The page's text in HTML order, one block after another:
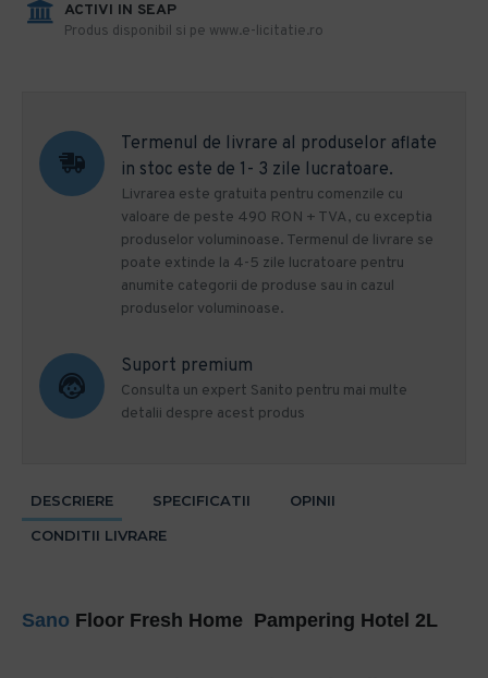
ACTIVI IN SEAP
Produs disponibil si pe www.e-licitatie.ro
Termenul de livrare al produselor aflate
in stoc este de 1- 3 zile lucratoare.
Livrarea este gratuita pentru comenzile cu
valoare de peste 490 RON + TVA, cu exceptia
produselor voluminoase. Termenul de livrare se
poate extinde la 4-5 zile lucratoare pentru
anumite categorii de produse sau in cazul
produselor voluminoase.
Suport premium
Consulta un expert Sanito pentru mai multe
detalii despre acest produs
DESCRIERE SPECIFICATII
OPINII
CONDITII LIVRARE
Sano Floor Fresh Home Pampering Hotel 2L